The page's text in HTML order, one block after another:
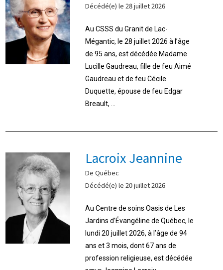
Décédé(e) le 28 juillet 2026
Au CSSS du Granit de Lac-
Mégantic, le 28 juillet 2026 à l’âge
de 95 ans, est décédée Madame
Lucille Gaudreau, fille de feu Aimé
Gaudreau et de feu Cécile
Duquette, épouse de feu Edgar
Breault, ...
Lacroix Jeannine
De Québec
Décédé(e) le 20 juillet 2026
Au Centre de soins Oasis de Les
Jardins d’Évangéline de Québec, le
lundi 20 juillet 2026, à l’âge de 94
ans et 3 mois, dont 67 ans de
profession religieuse, est décédée